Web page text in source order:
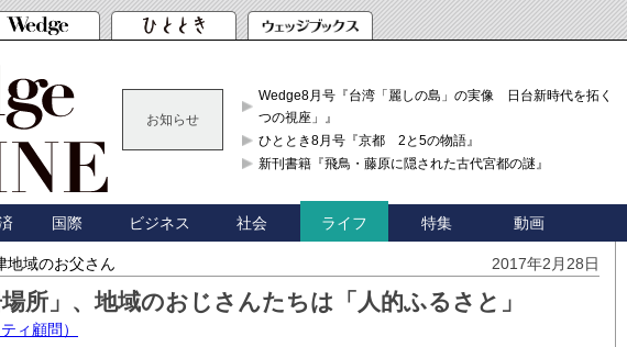
お知らせ
Wedge8月号『台湾「麗しの島」の実像 日台新時代を拓く「3
つの視座」』
ひととき8月号『京都 2と5の物語』
新刊書籍『飛鳥・藤原に隠された古代宮都の謎』
国際 ビジネス 社会 ライフ 特集 動画
地域のお父さん 2017年2月28日
所」、地域のおじさんたちは「人的ふるさと」
ィ顧問）